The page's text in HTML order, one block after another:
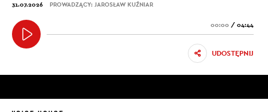
31.07.2026 PROWADZĄCY: JAROSŁAW KUŹNIAR
00:00 / 04:44
UDOSTĘPNIJ